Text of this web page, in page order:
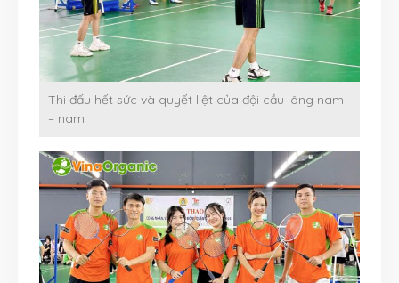
Thi đấu hết sức và quyết liệt của đội cầu lông nam
– nam